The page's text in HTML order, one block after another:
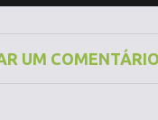
UM